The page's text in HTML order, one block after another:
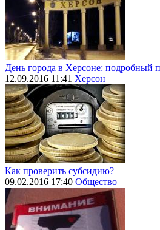
День города в Херсоне: подробный
12.09.2016 11:41 Херсон
Как проверить субсидию?
09.02.2016 17:40 Общество